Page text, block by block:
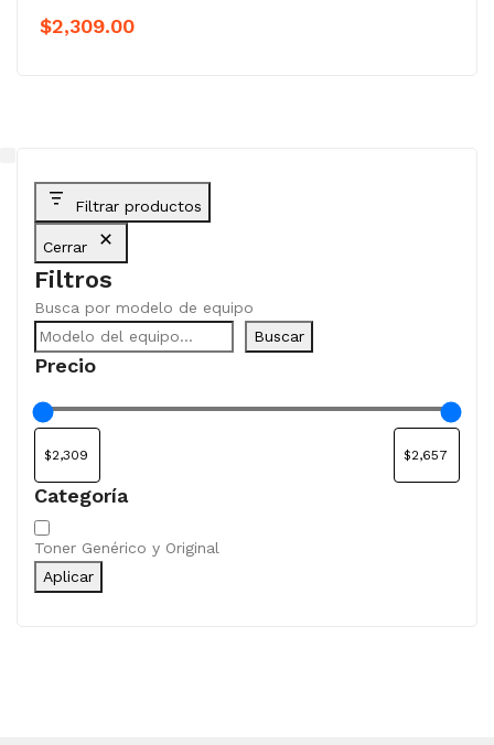
$2,309.00
Filtrar productos
Cerrar
Filtros
Busca por modelo de equipo
Buscar
Precio
Categoría
Categoría
Toner Genérico y Original
Aplicar